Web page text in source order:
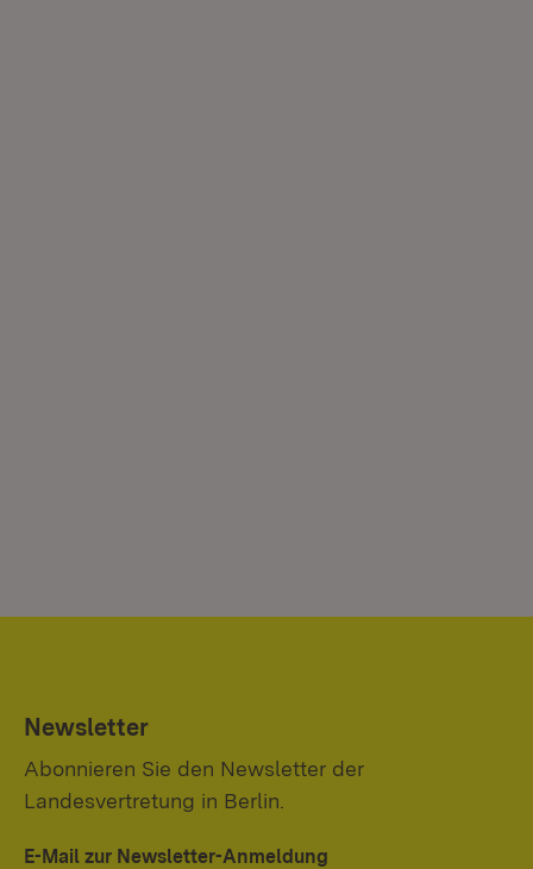
Newsletter
Abonnieren Sie den Newsletter der
Landesvertretung in Berlin.
E-Mail zur Newsletter-Anmeldung